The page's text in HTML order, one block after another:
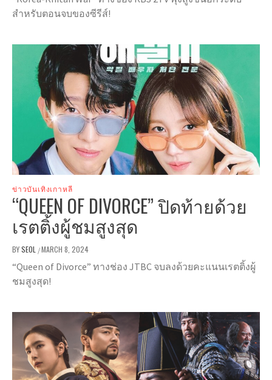
สำหรับตอนจบของซีรีส์!
ข่าวบันเทิงเกาหลี
“QUEEN OF DIVORCE” ปิดท้ายด้วย
เรตติ้งผู้ชมสูงสุด
BYSEOL /MARCH 8, 2024
“Queen of Divorce” ทางช่อง JTBC จบลงด้วยคะแนนเรตติ้งผู้
ชมสูงสุด!